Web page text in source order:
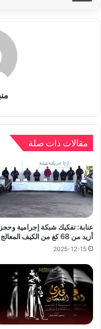
مقالات ذات صلة
عنابة: تفكيك شبكة إجرامية وحجز
أزيد من 68 كغ من الكيف المعالج
2025-12-15